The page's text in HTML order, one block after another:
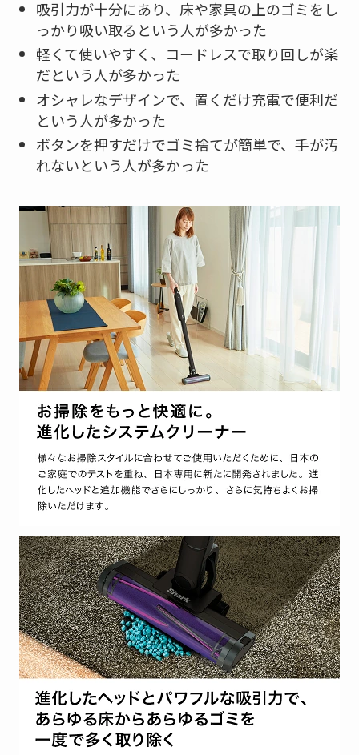
吸引力が十分にあり、床や家具の上のゴミをし
っかり吸い取るという人が多かった
軽くて使いやすく、コードレスで取り回しが楽
だという人が多かった
オシャレなデザインで、置くだけ充電で便利だ
という人が多かった
ボタンを押すだけでゴミ捨てが簡単で、手が汚
れないという人が多かった